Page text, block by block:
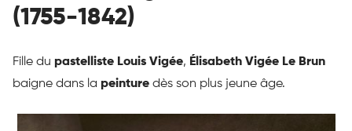
(1755-1842)
Fille du pastelliste Louis Vigée, Élisabeth Vigée Le Brun
baigne dans la peinture dès son plus jeune âge.